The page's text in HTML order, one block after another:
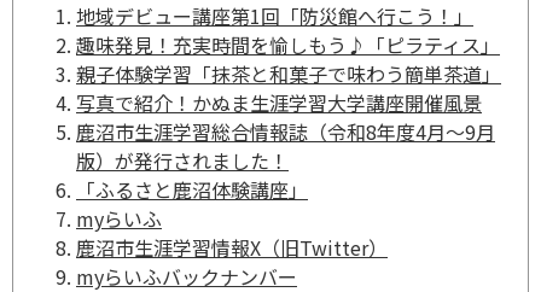
地域デビュー講座第1回「防災館へ行こう！」
趣味発見！充実時間を愉しもう♪「ピラティス」
親子体験学習「抹茶と和菓子で味わう簡単茶道」
写真で紹介！かぬま生涯学習大学講座開催風景
鹿沼市生涯学習総合情報誌（令和8年度4月～9月
版）が発行されました！
「ふるさと鹿沼体験講座」
myらいふ
鹿沼市生涯学習情報X（旧Twitter）
myらいふバックナンバー